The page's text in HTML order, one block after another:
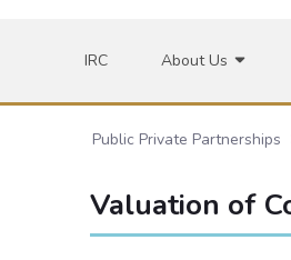
IRC About Us
Public Private Partnerships
Valuation of